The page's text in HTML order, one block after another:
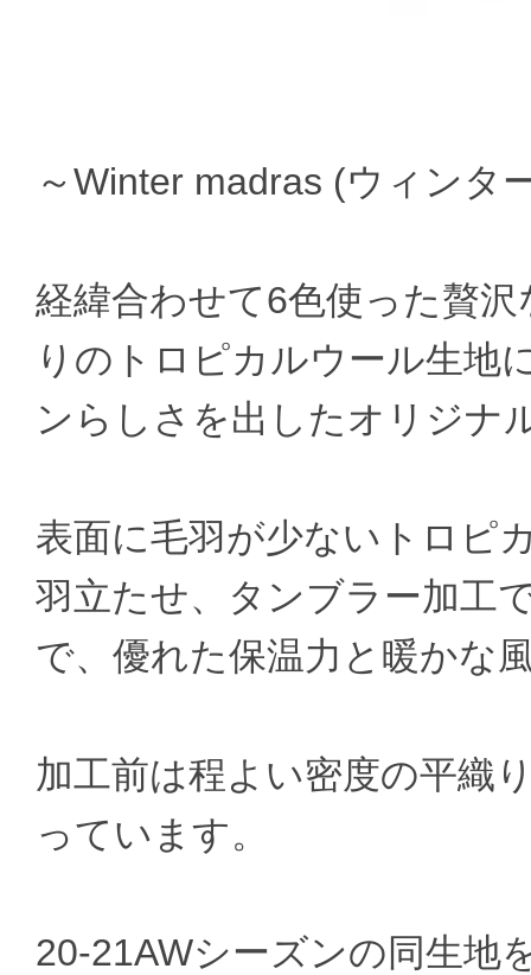
～Winter madras (ウィンタ
経緯合わせて6色使った贅
りのトロピカルウール生地
ンらしさを出したオリジナ
表面に毛羽が少ないトロピ
羽立たせ、タンブラー加工
で、優れた保温力と暖かな
加工前は程よい密度の平織
っています。
20-21AWシーズンの同生地